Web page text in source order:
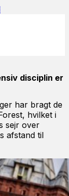
disciplin er
har bragt de
hvilket i
sejr over
afstand til